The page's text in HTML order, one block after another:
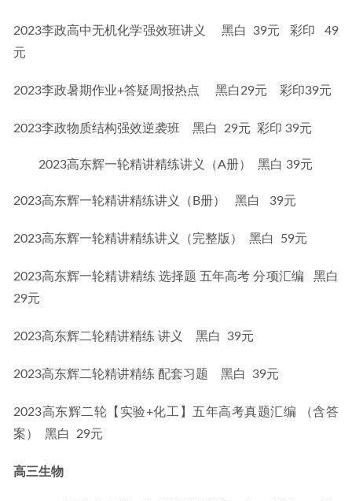
2023李政高中无机化学强效班讲义     黑白  39元   彩印   49
元
2023李政暑期作业+答疑周报热点     黑白29元    彩印39元
2023李政物质结构强效逆袭班    黑白  29元  彩印 39元
2023高东辉一轮精讲精练讲义（A册） 黑白 39元
2023高东辉一轮精讲精练讲义（B册）   黑白   39元
2023高东辉一轮精讲精练讲义（完整版）  黑白  59元
2023高东辉一轮精讲精练 选择题 五年高考 分项汇编   黑白
29元
2023高东辉二轮精讲精练 讲义    黑白  39元
2023高东辉二轮精讲精练 配套习题    黑白  39元
2023高东辉二轮【实验+化工】五年高考真题汇编 （含答
案）  黑白  29元
高三生物